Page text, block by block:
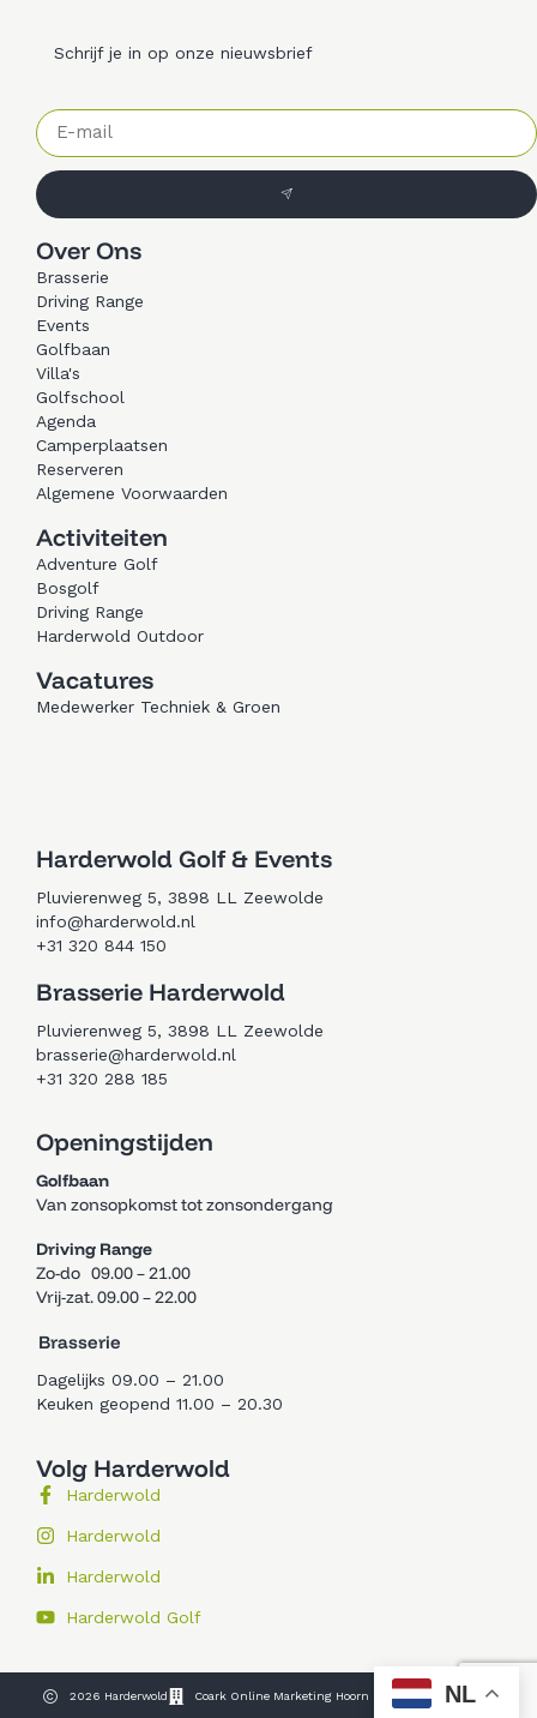
Schrijf je in op onze nieuwsbrief
Over Ons
Brasserie
Driving Range
Events
Golfbaan
Villa's
Golfschool
Agenda
Camperplaatsen
Reserveren
Algemene Voorwaarden
Activiteiten
Adventure Golf
Bosgolf
Driving Range
Harderwold Outdoor
Vacatures
Medewerker Techniek & Groen
Harderwold Golf & Events
Pluvierenweg 5, 3898 LL Zeewolde
info@harderwold.nl
+31 320 844 150
Brasserie Harderwold
Pluvierenweg 5, 3898 LL Zeewolde
brasserie@harderwold.nl
+31 320 288 185
Openingstijden
Golfbaan
Van zonsopkomst tot zonsondergang
Driving Range
Zo-do 09.00 – 21.00
Vrij-zat. 09.00 – 22.00
Brasserie
Dagelijks 09.00 – 21.00
Keuken geopend 11.00 – 20.30
Volg Harderwold
Harderwold
Harderwold
Harderwold
Harderwold Golf
2026 Harderwold Coark Online Marketing Hoorn NL